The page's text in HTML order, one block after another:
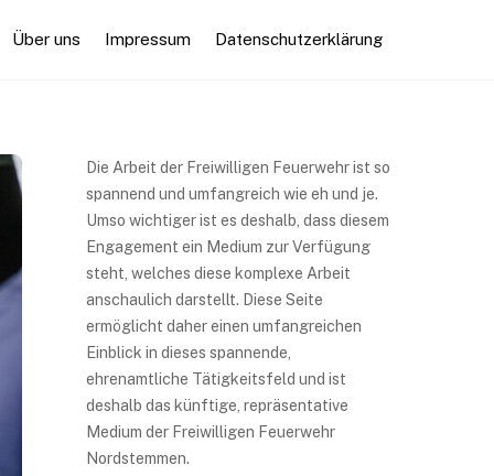
Über uns Impressum Datenschutzerklärung
Die Arbeit der Freiwilligen Feuerwehr ist so
spannend und umfangreich wie eh und je.
Umso wichtiger ist es deshalb, dass diesem
Engagement ein Medium zur Verfügung
steht, welches diese komplexe Arbeit
anschaulich darstellt. Diese Seite
ermöglicht daher einen umfangreichen
Einblick in dieses spannende,
ehrenamtliche Tätigkeitsfeld und ist
deshalb das künftige, repräsentative
Medium der Freiwilligen Feuerwehr
Nordstemmen.